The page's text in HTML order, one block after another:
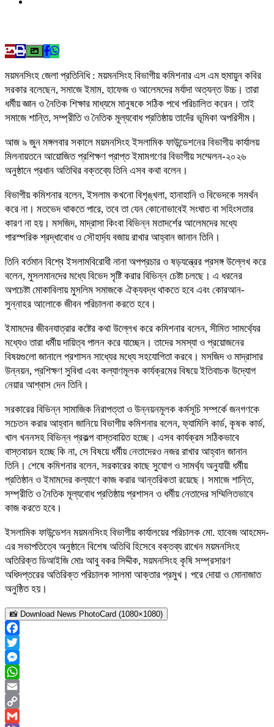
ময়মনসিংহ জেলা প্রতিনিধি : ময়মনসিংহ বিভাগীয় কমিশনার এস এম হুমায়ুন কবির
সরকার বলেছেন, সমাজে ইমাম, হাফেজ ও আলেমদের মর্যাদা অত্যন্ত উচ্চ। তারা
ধর্মীয় জ্ঞান ও নৈতিক শিক্ষার মাধ্যমে মানুষকে সঠিক পথে পরিচালিত করেন। তাই
সমাজে শান্তি, সম্প্রীতি ও নৈতিক মূল্যবোধ প্রতিষ্ঠায় তাদেঁর ভূমিকা অপরিসীম।
আজ ৯ জুন মঙ্গলবার সকালে ময়মনসিংহ ইসলামিক ফাউন্ডেশনের বিভাগীয় কার্যালয়
মিলনায়তনে আয়োজিত প্রশিক্ষণ প্রাপ্ত ইমামগণের বিভাগীয় সম্মেলন-২০২৬
অনুষ্ঠানে প্রধান অতিথির বক্তব্যে তিনি এসব কথা বলেন।
বিভাগীয় কমিশনার বলেন, ইসলাম কখনো বিশৃঙ্খলা, হানাহানি ও বিভেদকে সমর্থন
করে না। মতভেদ থাকতে পারে, তবে তা যেন কোনোভাবেই সংঘাত বা সহিংসতার
কারণ না হয়। মসজিদ, মাদ্রাসা কিংবা বিভিন্ন মতাদর্শের আলেমদের মধ্যে
পারস্পরিক শ্রদ্ধাবোধ ও সৌহার্দ্য বজায় রাখার আহ্বান জানান তিনি।
তিনি বর্তমান বিশ্বে ইসলামবিরোধী নানা অপপ্রচার ও ষড়যন্ত্রের প্রসঙ্গ উল্লেখ করে
বলেন, মুসলমানদের মধ্যে বিভেদ সৃষ্টি করার বিভিন্ন চেষ্টা চলছে। এ ধরনের
অপচেষ্টা মোকাবিলায় মুসলিম সমাজকে ঐক্যবদ্ধ থাকতে হবে এবং কোরআন-
সুন্নাহর আলোকে জীবন পরিচালনা করতে হবে।
ইমামদের জীবনযাত্রার কষ্টের কথা উল্লেখ করে কমিশনার বলেন, সীমিত সামর্থ্যের
মধ্যেও তারা ধর্মীয় দায়িত্ব পালন করে যাচ্ছেন। তাদের সমস্যা ও প্রয়োজনের
বিষয়গুলো জানালে প্রশাসন সাধ্যের মধ্যে সহযোগিতা করবে। মসজিদ ও মাদ্রাসার
উন্নয়ন, প্রশিক্ষণ সুবিধা এবং কল্যাণমূলক কার্যক্রমের বিষয়ে ইতিবাচক উদ্যোগ
নেয়ার আশ্বাস দেন তিনি।
সরকারের বিভিন্ন সামাজিক নিরাপত্তা ও উন্নয়নমূলক কর্মসূচি সম্পর্কে জনগণকে
সচেতন করার আহ্বান জানিয়ে বিভাগীয় কমিশনার বলেন, ফ্যামিলি কার্ড, কৃষক কার্ড,
খাল খননসহ বিভিন্ন প্রকল্প বাস্তবায়িত হচ্ছে। এসব কার্যক্রম সঠিকভাবে
বাস্তবায়ন হচ্ছে কি না, সে বিষয়ে ধর্মীয় নেতাদেরও নজর রাখার আহ্বান জানান
তিনি। শেষে কমিশনার বলেন, সরকারের কাছে সুযোগ ও সামর্থ্য অনুযায়ী ধর্মীয়
প্রতিষ্ঠান ও ইমামদের কল্যাণে কাজ করার আন্তরিকতা রয়েছে। সমাজে শান্তি,
সম্প্রীতি ও নৈতিক মূল্যবোধ প্রতিষ্ঠায় প্রশাসন ও ধর্মীয় নেতাদের সম্মিলিতভাবে
কাজ করতে হবে।
ইসলামিক ফাউন্ডেশন ময়মনসিংহ বিভাগীয় কার্যালয়ের পরিচালক মো. হাবেজ আহমেদ-
এর সভাপতিত্বে অনুষ্ঠানে বিশেষ অতিথি হিসেবে বক্তব্য রাখেন ময়মনসিংহ
অতিরিক্ত ডিআইজি মোঃ আবু বকর সিদ্দীক, ময়মনসিংহ কৃষি সম্প্রসারণ
অধিদপ্তরের অতিরিক্ত পরিচালক সালমা আক্তার প্রমুখ। পরে দোয়া ও মোনাজাত
অনুষ্ঠিত হয়।
📸 Download News PhotoCard (1080×1080)
Facebook
Twitter
Messenger
WhatsApp
Email
Copy